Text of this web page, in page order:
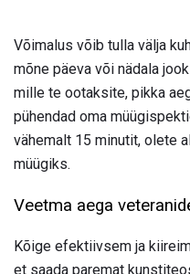
Võimalus võib tulla välja
mõne päeva või nädala
mille te ootaksite, pikka
pühendad oma
vähemalt 15 minutit, olete
müügiks.
Veetma aega
Kõige efektiivsem ja
et saada paremat